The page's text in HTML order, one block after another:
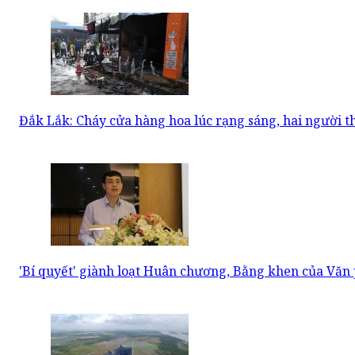
Đắk Lắk: Cháy cửa hàng hoa lúc rạng sáng, hai người
'Bí quyết' giành loạt Huân chương, Bằng khen của Văn